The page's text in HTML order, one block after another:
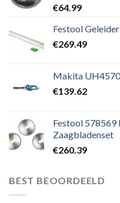
€64.99
Festool
€269.49
Makita
€139.62
Festool 578569
Zaagbladenset
€260.39
BEST BEOORDEELD